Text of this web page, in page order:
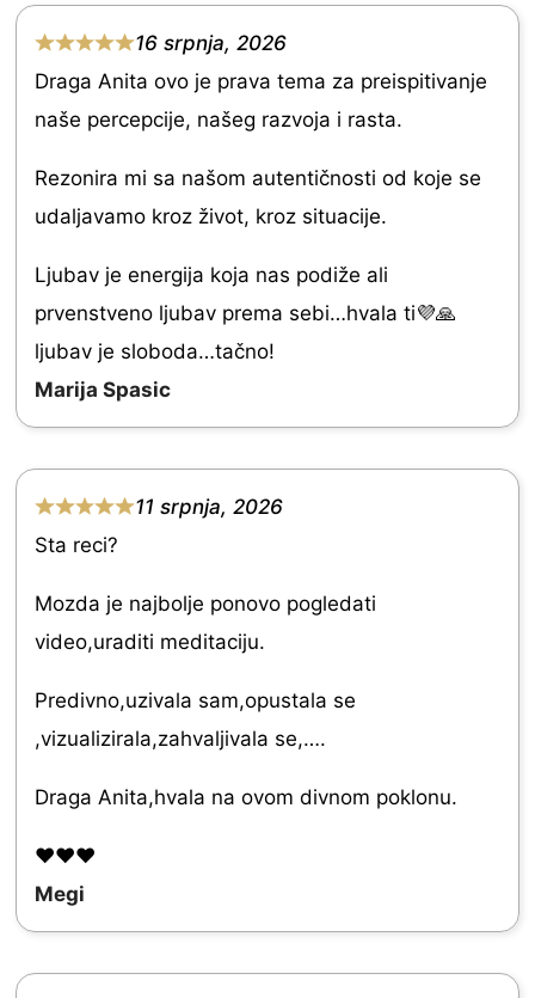
o
u
t
o
f
t
e
d
.
0
o
u
f
5
16 srpnja, 2026
Draga Anita ovo je prava tema za preispitivanje
naše percepcije, našeg razvoja i rasta.
Rezonira mi sa našom autentičnosti od koje se
udaljavamo kroz život, kroz situacije.
Ljubav je energija koja nas podiže ali
prvenstveno ljubav prema sebi…hvala ti💜🙏
ljubav je sloboda…tačno!
Marija Spasic
t
e
5
.
0
u
t
11 srpnja, 2026
Sta reci?
Mozda je najbolje ponovo pogledati
video,uraditi meditaciju.
Predivno,uzivala sam,opustala se
,vizualizirala,zahvaljivala se,….
Draga Anita,hvala na ovom divnom poklonu.
❤️❤️❤️
Megi